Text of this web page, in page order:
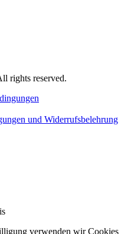
rights reserved.
und Widerrufsbelehrung
verwenden wir Cookies